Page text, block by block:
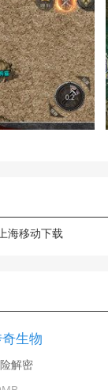
上海移动下载
生物
解密